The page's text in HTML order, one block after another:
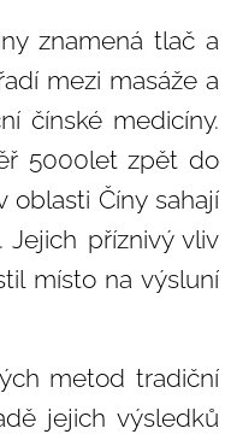
znamená tlač a
mezi masáže a
čínské medicíny.
5000let zpět do
oblasti Číny sahají
příznivý vliv
místo na výsluní
metod tradiční
jejich výsledků